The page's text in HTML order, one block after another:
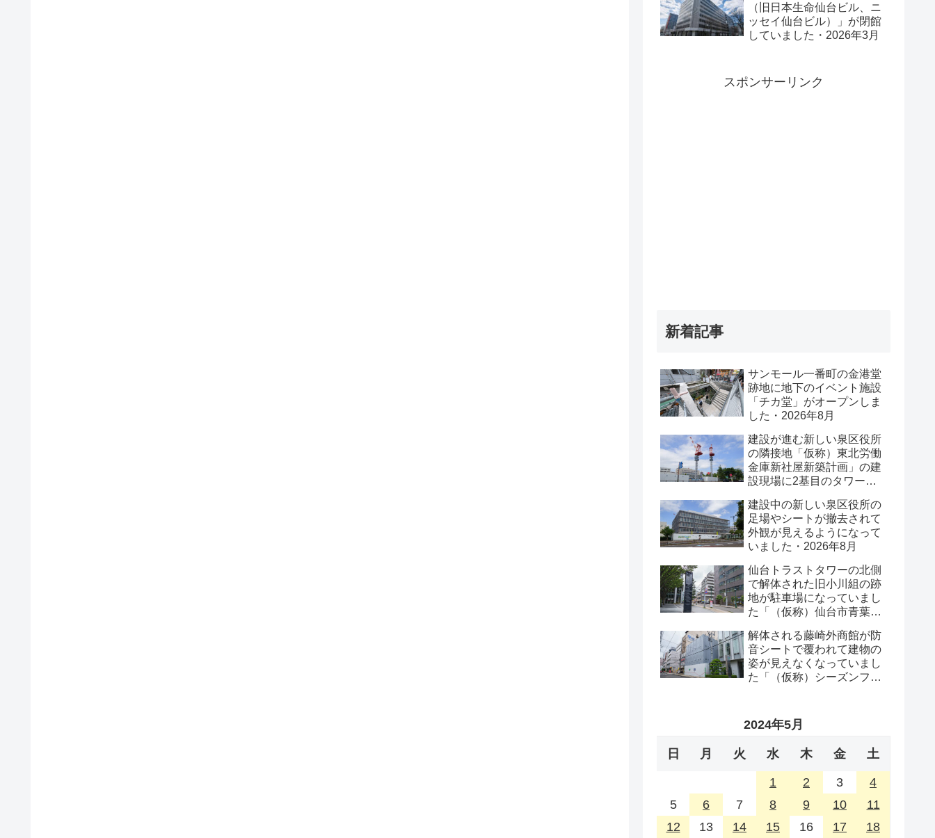
（旧日本生命仙台ビル、ニ
ッセイ仙台ビル）」が閉館
していました・2026年3月
スポンサーリンク
新着記事
サンモール一番町の金港堂
跡地に地下のイベント施設
「チカ堂」がオープンしま
した・2026年8月
建設が進む新しい泉区役所
の隣接地「仮称）東北労働
金庫新社屋新築計画」の建
設現場に2基目のタワーク
た・2026年8月
建設中の新しい泉区役所の
足場やシートが撤去されて
外観が見えるようになって
いました・2026年8月
仙台トラストタワーの北側
で解体された旧小川組の跡
地が駐車場になっていまし
た「（仮称）仙台市青葉区
解体工事」・2026年8月
解体される藤崎外商館が防
音シートで覆われて建物の
姿が見えなくなっていまし
た「（仮称）シーズンフラ
2024年5月
日 月 火 水 木 金 土
1 2 3
4
5
6 7 8 9 10
11
12
13 14 15 16 17 18